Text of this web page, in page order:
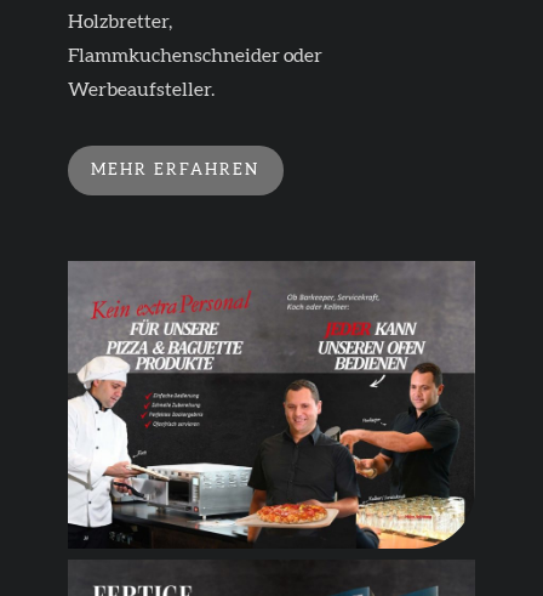
Holzbretter,
Flammkuchenschneider oder
Werbeaufsteller.
MEHR ERFAHREN